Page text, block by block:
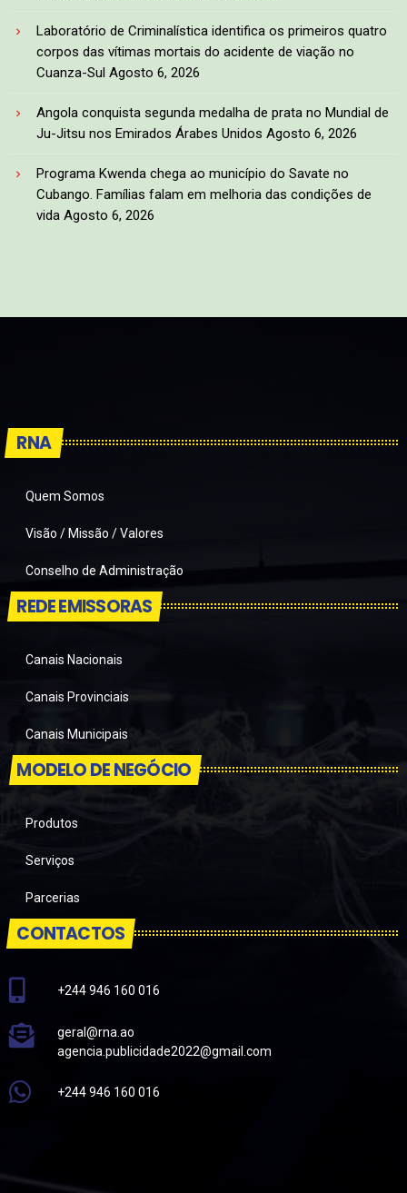
Laboratório de Criminalística identifica os primeiros quatro
corpos das vítimas mortais do acidente de viação no
Cuanza-Sul Agosto 6, 2026
Angola conquista segunda medalha de prata no Mundial de
Ju-Jitsu nos Emirados Árabes Unidos Agosto 6, 2026
Programa Kwenda chega ao município do Savate no
Cubango. Famílias falam em melhoria das condições de
vida Agosto 6, 2026
RNA
Quem Somos
Visão / Missão / Valores
Conselho de Administração
REDE EMISSORAS
Canais Nacionais
Canais Provinciais
Canais Municipais
MODELO DE NEGÓCIO
Produtos
Serviços
Parcerias
CONTACTOS
+244 946 160 016
geral@rna.ao
agencia.publicidade2022@gmail.com
+244 946 160 016